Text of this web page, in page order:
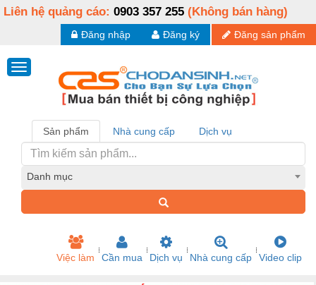
Liên hệ quảng cáo: 0903 357 255 (Không bán hàng)
Đăng sản phẩm
Đăng ký
Đăng nhập
Sản phẩm Nhà cung cấp Dịch vụ
Danh mục
Việc làm Cần mua Dịch vụ Nhà cung cấp Video clip